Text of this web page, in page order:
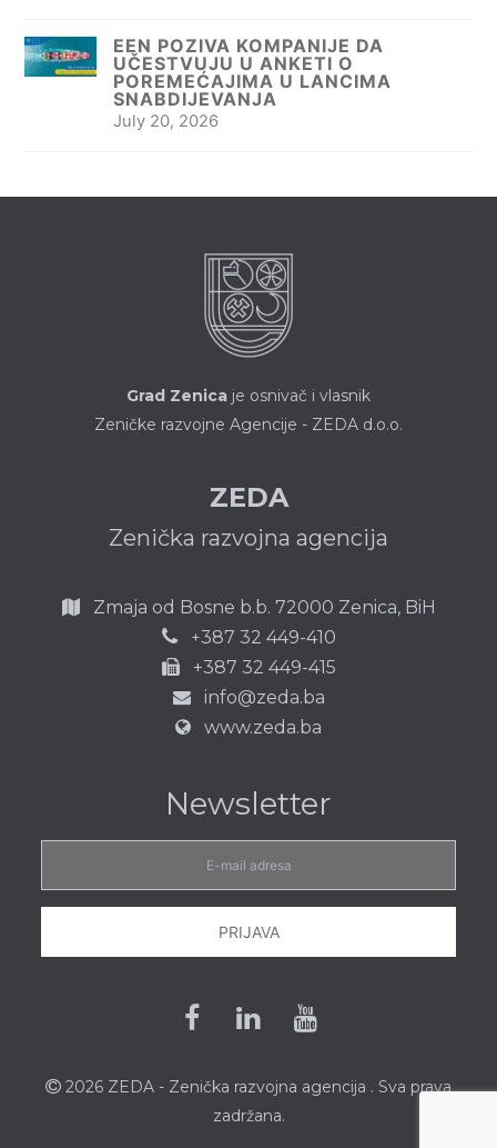
EEN POZIVA KOMPANIJE DA
UČESTVUJU U ANKETI O
POREMEĆAJIMA U LANCIMA
SNABDIJEVANJA
July 20, 2026
Grad Zenica je osnivač i vlasnik
Zeničke razvojne Agencije - ZEDA d.o.o.
ZEDA
Zenička razvojna agencija
Zmaja od Bosne b.b. 72000 Zenica, BiH
+387 32 449-410
+387 32 449-415
info@zeda.ba
www.zeda.ba
Newsletter
adresa
PRIJAVA
Facebook
LinkedinYoutube
2026 ZEDA - Zenička razvojna agencija . Sva prava
zadržana.